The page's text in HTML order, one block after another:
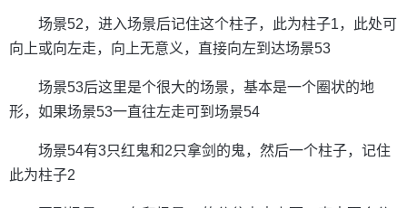
场景52，进入场景后记住这个柱子，此为柱子1，此处可
向上或向左走，向上无意义，直接向左到达场景53
场景53后这里是个很大的场景，基本是一个圈状的地
形，如果场景53一直往左走可到场景54
场景54有3只红鬼和2只拿剑的鬼，然后一个柱子，记住
此为柱子2